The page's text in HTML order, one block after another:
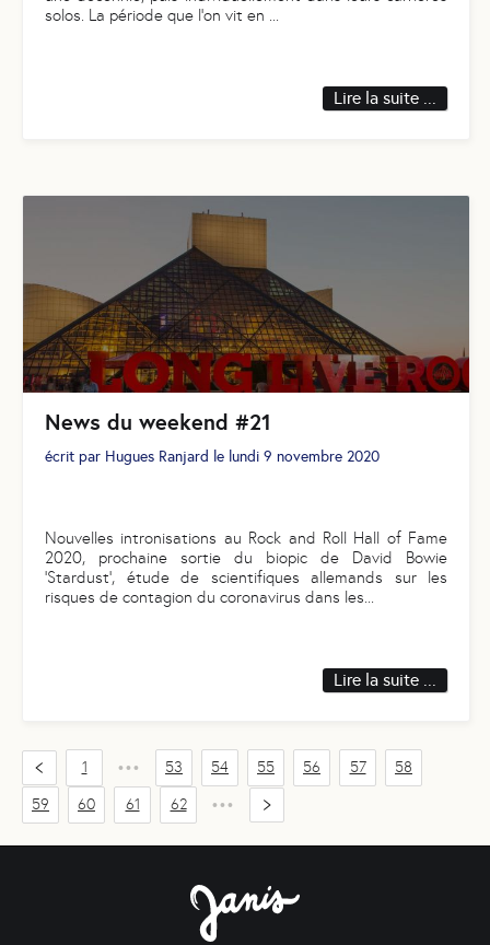
solos. La période que l’on vit en
Lire la suite ...
News du weekend #21
écrit par Hugues Ranjard le lundi 9 novembre 2020
Nouvelles intronisations au Rock and Roll Hall of Fame
2020, prochaine sortie du biopic de David Bowie
‘Stardust’, étude de scientifiques allemands sur les
risques de contagion du coronavirus dans les
Lire la suite ...
1 ••• 53 54 55 56 57
58
59
60 61 62 •••